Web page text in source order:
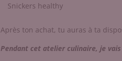
Snickers healthy
Après ton achat, tu auras à ta
Pendant cet atelier culinaire, je